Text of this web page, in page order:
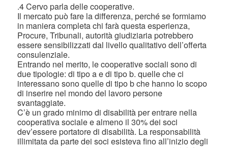
.4 Cervo parla delle cooperative.
Il mercato può fare la differenza, perché se formiamo
in maniera completa chi farà questa esperienza,
Procure, Tribunali, autorità giudiziaria potrebbero
essere sensibilizzati dal livello qualitativo dell’offerta
consulenziale.
Entrando nel merito, le cooperative sociali sono di
due tipologie: di tipo a e di tipo b. quelle che ci
interessano sono quelle di tipo b che hanno lo scopo
di inserire nel mondo del lavoro persone
svantaggiate.
C’è un grado minimo di disabilità per entrare nella
cooperativa sociale e almeno il 30% dei soci
dev’essere portatore di disabilità. La responsabilità
illimitata da parte dei soci esisteva fino all’inizio degli